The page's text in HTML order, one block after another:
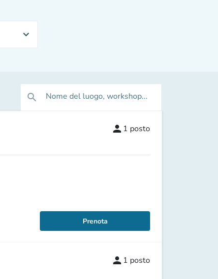
expand_more
search Nome del luogo, workshop...
person 1 posto
Prenota
person 1 posto